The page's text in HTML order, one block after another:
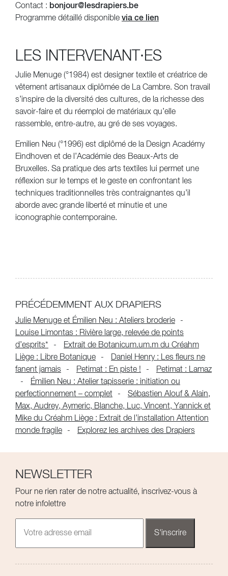
Contact : bonjour@lesdrapiers.be
Programme détaillé disponible via ce lien
LES INTERVENANT·ES
Julie Menuge (°1984) est designer textile et créatrice de
vêtement artisanaux diplômée de La Cambre. Son travail
s’inspire de la diversité des cultures, de la richesse des
savoir-faire et du réemploi de matériaux qu’elle
rassemble, entre-autre, au gré de ses voyages.
Emilien Neu (°1996) est diplômé de la Design Académy
Eindhoven et de l’Académie des Beaux-Arts de
Bruxelles. Sa pratique des arts textiles lui permet une
réflexion sur le temps et le geste en confrontant les
techniques traditionnelles très contraignantes qu’il
aborde avec grande liberté et minutie et une
iconographie contemporaine.
PRÉCÉDEMMENT AUX DRAPIERS
Julie Menuge et Émilien Neu : Ateliers broderie
Louise Limontas : Rivière large, relevée de points
d’esprits*
Extrait de Botanicum.um.m du Créahm
Liège : Libre Botanique
Daniel Henry : Les fleurs ne
fanent jamais
Petimat : En piste !
Petimat : Lamaz
Émilien Neu : Atelier tapisserie : initiation ou
perfectionnement – complet
Sébastien Alouf & Alain,
Max, Audrey, Aymeric, Blanche, Luc, Vincent, Yannick et
Mike du Créahm Liège : Extrait de l’installation Attention
monde fragile
Explorez les archives des Drapiers
NEWSLETTER
Pour ne rien rater de notre actualité, inscrivez-vous à
notre infolettre